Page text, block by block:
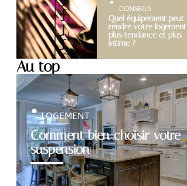
CONSEILS
Quel équipement peut
rendre votre logement
plus tendance et plus
intime ?
Au top
Comment bien choisir votre
suspension
LOGEMENT